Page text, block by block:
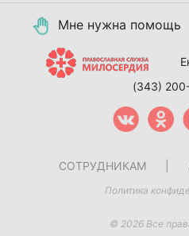
Мне нужна помощь
(343)
СОТРУДНИКАМ
Политика
© 2026 Все